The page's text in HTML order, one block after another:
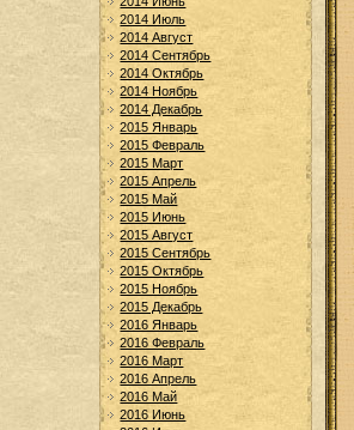
2014 Июль
2014 Август
2014 Сентябрь
2014 Октябрь
2014 Ноябрь
2014 Декабрь
2015 Январь
2015 Февраль
2015 Март
2015 Апрель
2015 Май
2015 Июнь
2015 Август
2015 Сентябрь
2015 Октябрь
2015 Ноябрь
2015 Декабрь
2016 Январь
2016 Февраль
2016 Март
2016 Апрель
2016 Май
2016 Июнь